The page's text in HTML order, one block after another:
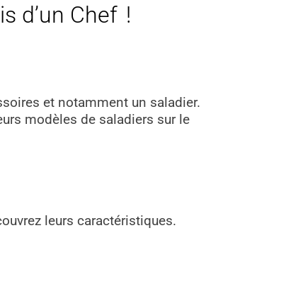
d’un Chef !
et notamment un saladier.
modèles de saladiers sur le
leurs caractéristiques.